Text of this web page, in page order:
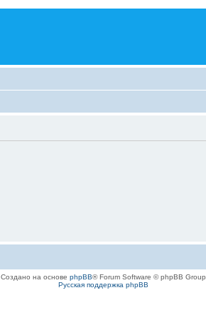
Создано на основе phpBB® Forum Software © phpBB Group
Русская поддержка phpBB